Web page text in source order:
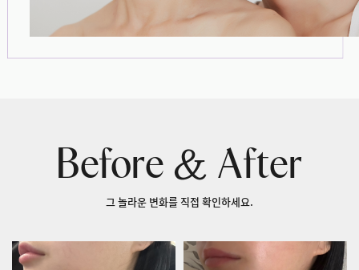
Before & After
그 놀라운 변화를 직접 확인하세요.